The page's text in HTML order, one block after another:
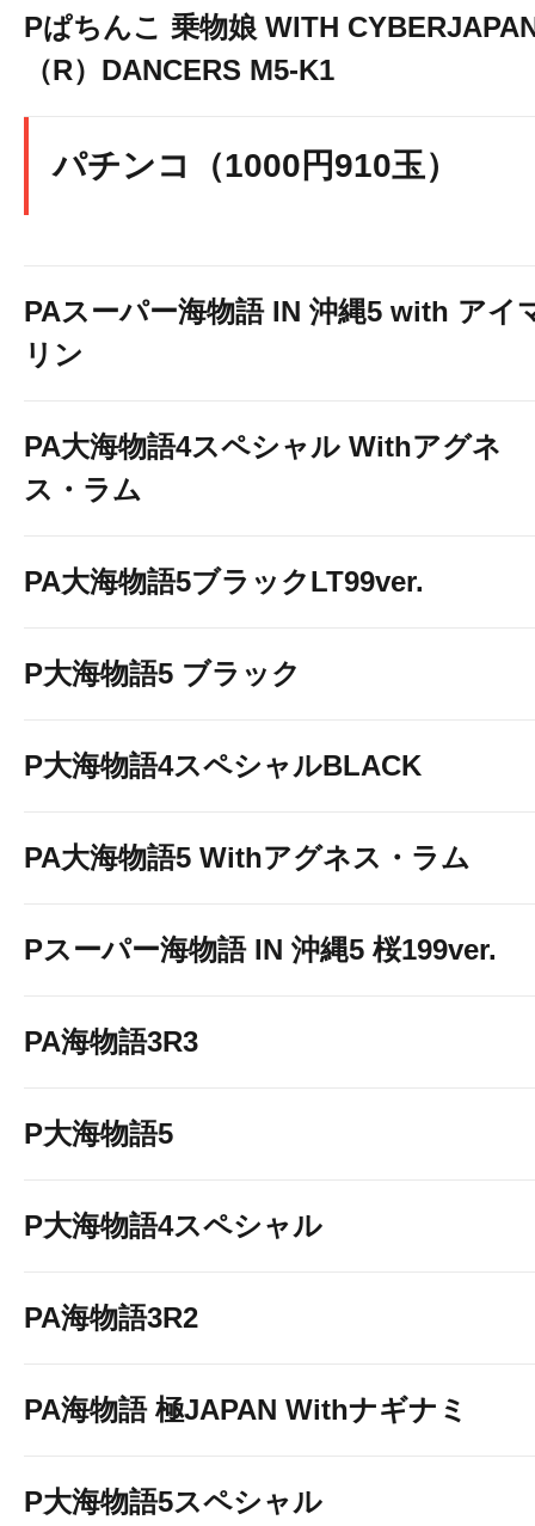
Pぱちんこ 乗物娘 WITH
（R）DANCERS M5-K1
パチンコ（1000円910玉）
PAスーパー海物語 IN 沖縄5 with アイ
リン
PA大海物語4スペシャル Withアグネ
ス・ラム
PA大海物語5ブラックLT99ver.
P大海物語5 ブラック
P大海物語4スペシャルBLACK
PA大海物語5 Withアグネス・ラム
Pスーパー海物語 IN 沖縄5 桜199ver.
PA海物語3R3
P大海物語5
P大海物語4スペシャル
PA海物語3R2
PA海物語 極JAPAN Withナギナミ
P大海物語5スペシャル